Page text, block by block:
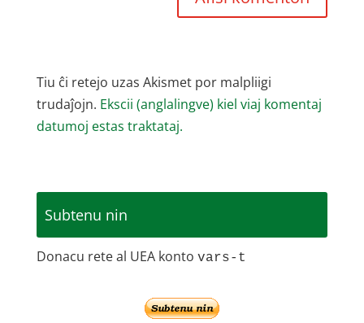
Tiu ĉi retejo uzas Akismet por malpliigi
trudaĵojn. Ekscii (anglalingve) kiel viaj komentaj
datumoj estas traktataj.
Subtenu nin
Donacu rete al UEA konto vars-t